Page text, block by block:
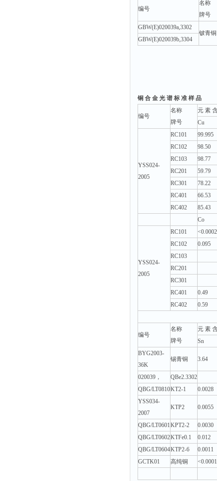
编号
名称
牌号
GBW(E)020039a,3302
铍青铜
GBW(E)020039b,3304
铜 合 金 光 谱 标 准 样 品
编号
名称
牌号
元 素
Cu
YSS024-
2005
RC101
99.995
RC102
98.50
RC103
98.77
RC201
59.79
RC301
78.22
RC401
66.53
RC402
85.43
Co
YSS024-
2005
RC101
<0.0002
RC102
0.095
RC103
RC201
RC301
RC401
0.49
RC402
0.59
编号
名称
牌号
元 素
Sn
BYG2003-
36K
锡青铜 3.64
020039，
QBe2.3302
QBG/LT0810KT2-1
0.0028
YSS034-
2007
KTP2 0.0055
QBG/LT0601KPT2-2
0.0030
QBG/LT0602KTFe0.1
0.012
QBG/LT0604KTP2-6
0.0011
GCTK01
高纯铜 <0.0001